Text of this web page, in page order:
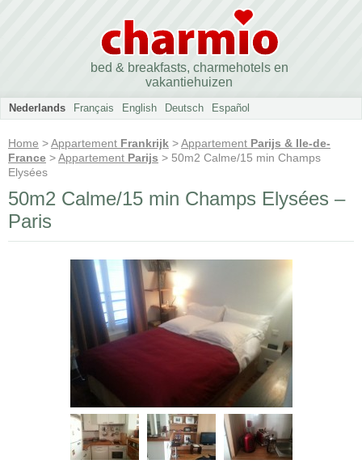
bed & breakfasts, charmehotels en
vakantiehuizen
Nederlands Français English Deutsch Español
Home >Appartement Frankrijk >Appartement Parijs & Ile-de-
France >Appartement Parijs > 50m2 Calme/15 min Champs
Elysées
50m2 Calme/15 min Champs Elysées –
Paris